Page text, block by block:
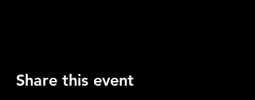
Share this event